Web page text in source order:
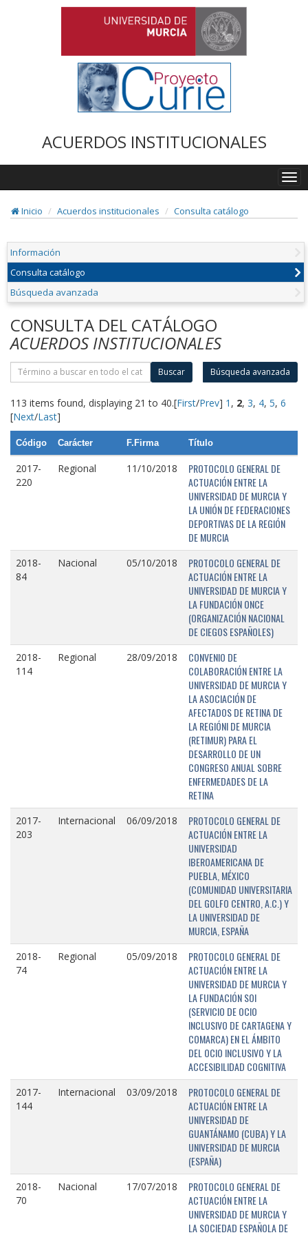
ACUERDOS INSTITUCIONALES
Inicio
Acuerdos institucionales Consulta catálogo
Información
Consulta catálogo
Búsqueda avanzada
CONSULTA DEL CATÁLOGO
ACUERDOS INSTITUCIONALES
Buscar Búsqueda avanzada
113 items found, displaying 21 to 40.[First/Prev] 1 , 2, 3, 4, 5, 6
[Next/Last]
Código Carácter F.Firma Título
2017-
220
Regional 11/10/2018
PROTOCOLO GENERAL DE
ACTUACIÓN ENTRE LA
UNIVERSIDAD DE MURCIA Y
LA UNIÓN DE FEDERACIONES
DEPORTIVAS DE LA REGIÓN
DE MURCIA
2018-
84
Nacional 05/10/2018
PROTOCOLO GENERAL DE
ACTUACIÓN ENTRE LA
UNIVERSIDAD DE MURCIA Y
LA FUNDACIÓN ONCE
(ORGANIZACIÓN NACIONAL
DE CIEGOS ESPAÑOLES)
2018-
114
Regional 28/09/2018
CONVENIO DE
COLABORACIÓN ENTRE LA
UNIVERSIDAD DE MURCIA Y
LA ASOCIACIÓN DE
AFECTADOS DE RETINA DE
LA REGIÓNI DE MURCIA
(RETIMUR) PARA EL
DESARROLLO DE UN
CONGRESO ANUAL SOBRE
ENFERMEDADES DE LA
RETINA
2017-
203
Internacional 06/09/2018
PROTOCOLO GENERAL DE
ACTUACIÓN ENTRE LA
UNIVERSIDAD
IBEROAMERICANA DE
PUEBLA, MÉXICO
(COMUNIDAD UNIVERSITARIA
DEL GOLFO CENTRO, A.C.) Y
LA UNIVERSIDAD DE
MURCIA, ESPAÑA
2018-
74
Regional 05/09/2018
PROTOCOLO GENERAL DE
ACTUACIÓN ENTRE LA
UNIVERSIDAD DE MURCIA Y
LA FUNDACIÓN SOI
(SERVICIO DE OCIO
INCLUSIVO DE CARTAGENA Y
COMARCA) EN EL ÁMBITO
DEL OCIO INCLUSIVO Y LA
ACCESIBILIDAD COGNITIVA
2017-
144
Internacional 03/09/2018
PROTOCOLO GENERAL DE
ACTUACIÓN ENTRE LA
UNIVERSIDAD DE
GUANTÁNAMO (CUBA) Y LA
UNIVERSIDAD DE MURCIA
(ESPAÑA)
2018-
70
Nacional 17/07/2018
PROTOCOLO GENERAL DE
ACTUACIÓN ENTRE LA
UNIVERSIDAD DE MURCIA Y
LA SOCIEDAD ESPAÑOLA DE